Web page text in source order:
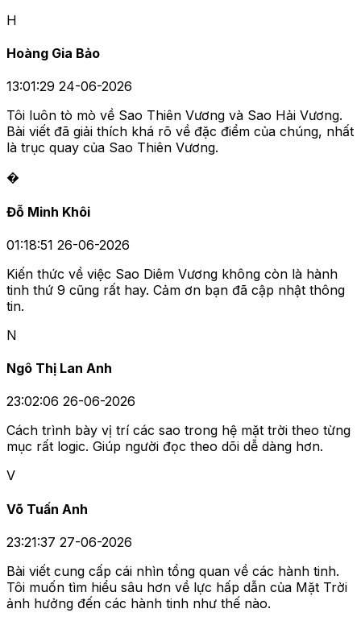
H
Hoàng Gia Bảo
13:01:29 24-06-2026
Tôi luôn tò mò về Sao Thiên Vương và Sao Hải Vương.
Bài viết đã giải thích khá rõ về đặc điểm của chúng, nhất
là trục quay của Sao Thiên Vương.
�
Đỗ Minh Khôi
01:18:51 26-06-2026
Kiến thức về việc Sao Diêm Vương không còn là hành
tinh thứ 9 cũng rất hay. Cảm ơn bạn đã cập nhật thông
tin.
N
Ngô Thị Lan Anh
23:02:06 26-06-2026
Cách trình bày vị trí các sao trong hệ mặt trời theo từng
mục rất logic. Giúp người đọc theo dõi dễ dàng hơn.
V
Võ Tuấn Anh
23:21:37 27-06-2026
Bài viết cung cấp cái nhìn tổng quan về các hành tinh.
Tôi muốn tìm hiểu sâu hơn về lực hấp dẫn của Mặt Trời
ảnh hưởng đến các hành tinh như thế nào.